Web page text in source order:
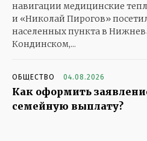
навигации медицинские
и «Николай Пирогов»
населенных пункта в
Кондинском,...
ОБЩЕСТВО 04.08.2026
Как оформить
семейную выплату?